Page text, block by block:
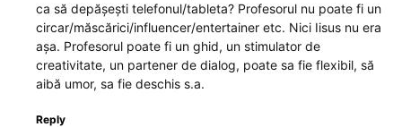
ca să depășești telefonul/tableta? Profesorul nu poate fi un
circar/măscărici/influencer/entertainer etc. Nici Iisus nu era
așa. Profesorul poate fi un ghid, un stimulator de
creativitate, un partener de dialog, poate sa fie flexibil, să
aibă umor, sa fie deschis s.a.
Reply